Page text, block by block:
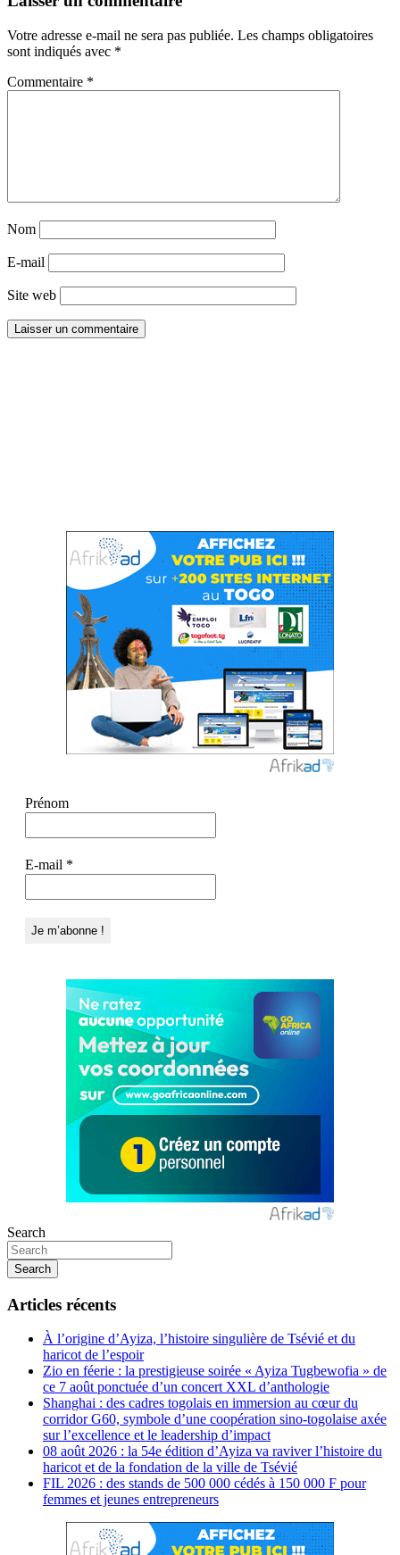
Votre adresse e-mail ne sera pas publiée. Les champs obligatoires
sont indiqués avec *
Commentaire *
Nom
E-mail
Site web
Prénom
E-mail *
Search
Search
Articles récents
À l’origine d’Ayiza, l’histoire singulière de Tsévié et du
haricot de l’espoir
Zio en féerie : la prestigieuse soirée « Ayiza Tugbewofia » de
ce 7 août ponctuée d’un concert XXL d’anthologie
Shanghai : des cadres togolais en immersion au cœur du
corridor G60, symbole d’une coopération sino-togolaise axée
sur l’excellence et le leadership d’impact
08 août 2026 : la 54e édition d’Ayiza va raviver l’histoire du
haricot et de la fondation de la ville de Tsévié
FIL 2026 : des stands de 500 000 cédés à 150 000 F pour
femmes et jeunes entrepreneurs